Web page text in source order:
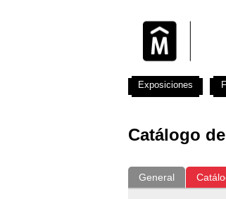
Catálogo
General
Exposiciones